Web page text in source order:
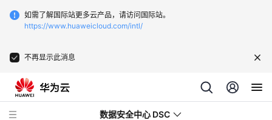
如需了解国际站更多云产品，请访问国际站。
https://www.huaweicloud.com/intl/
不再显示此消息
数据安全中心 DSC